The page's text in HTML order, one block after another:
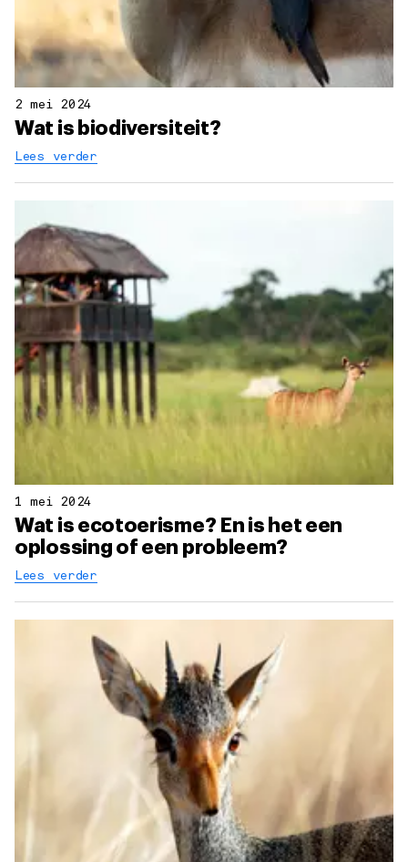
2 mei 2024
Wat is biodiversiteit?
Lees verder
1 mei 2024
Wat is ecotoerisme? En is het een
oplossing of een probleem?
Lees verder